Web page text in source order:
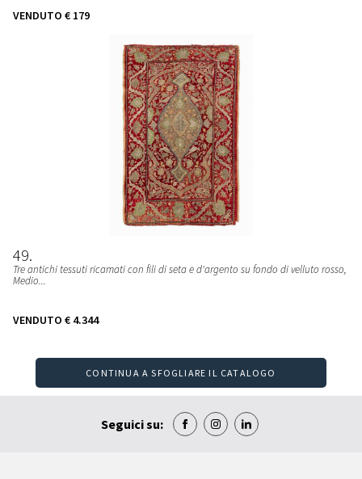
VENDUTO € 179
49
Tre antichi tessuti ricamati con fili di seta e d'argento su fondo di velluto rosso,
Medio...
VENDUTO € 4.344
CONTINUA A SFOGLIARE IL CATALOGO
Seguici su: